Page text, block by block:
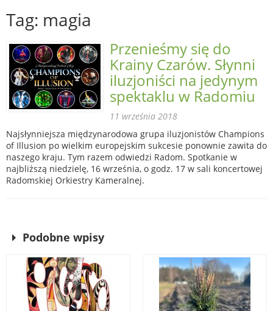
Tag: magia
Przenieśmy się do
Krainy Czarów. Słynni
iluzjoniści na jedynym
spektaklu w Radomiu
11 września 2018
Najsłynniejsza międzynarodowa grupa iluzjonistów Champions
of Illusion po wielkim europejskim sukcesie ponownie zawita do
naszego kraju. Tym razem odwiedzi Radom. Spotkanie w
najbliższą niedzielę, 16 września, o godz. 17 w sali koncertowej
Radomskiej Orkiestry Kameralnej.
Podobne wpisy